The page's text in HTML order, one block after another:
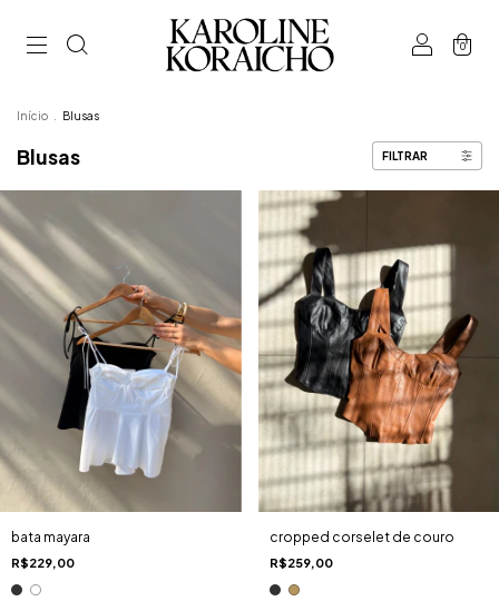
0
Início Blusas
Blusas FILTRAR
bata mayara
R$229,00
cropped corselet de couro
R$259,00